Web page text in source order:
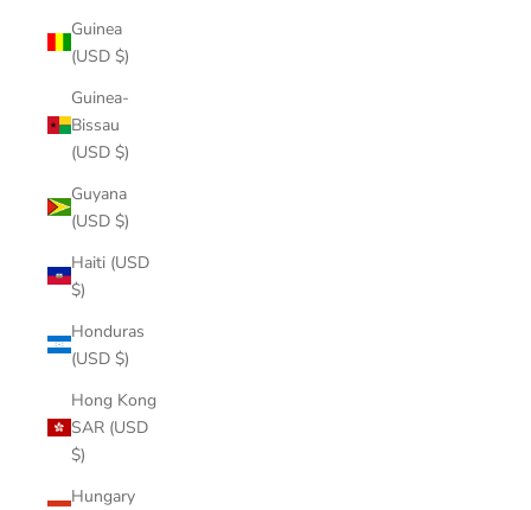
Guinea
(USD $)
Guinea-
Bissau
(USD $)
Guyana
(USD $)
Haiti (USD
$)
Honduras
(USD $)
Hong Kong
SAR (USD
$)
Hungary